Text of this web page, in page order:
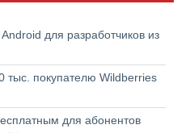
для разработчиков из
тыс. покупателю Wildberries
для абонентов